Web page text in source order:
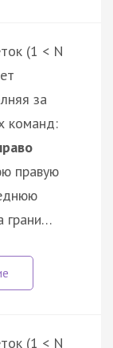
(1 < N
за
команд:
правую
грани…
(1 < N